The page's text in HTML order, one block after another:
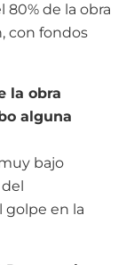
80% de la obra
con fondos
la obra
alguna
bajo
golpe en la